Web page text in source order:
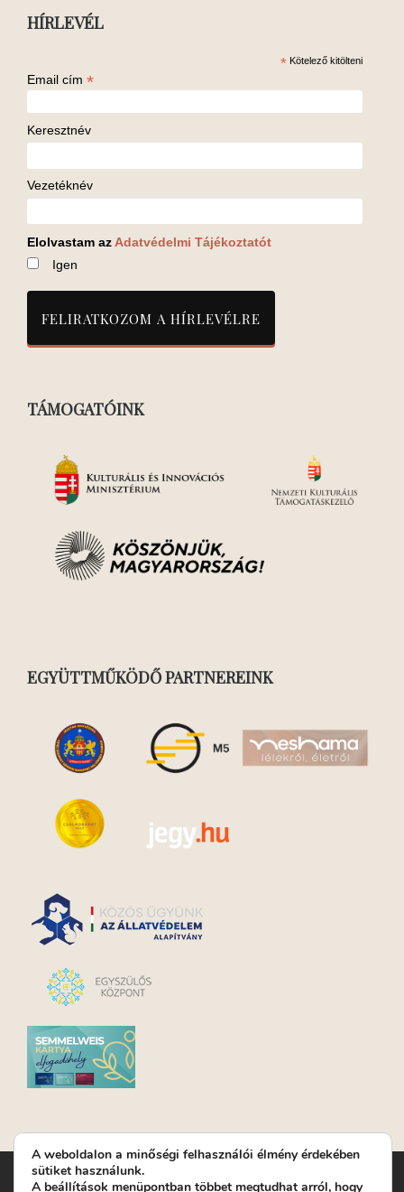
HÍRLEVÉL
* Kötelező kitölteni
Email cím *
Keresztnév
Vezetéknév
Elolvastam az Adatvédelmi Tájékoztatót
Igen
TÁMOGATÓINK
EGYÜTTMŰKÖDŐ PARTNEREINK
Turay Ida Színház Közhasznú Nonprofit Kft. | Működési
A weboldalon a minőségi felhasználói élmény érdekében
sütiket használunk.
A beállítások menüpontban többet megtudhat arról, hogy